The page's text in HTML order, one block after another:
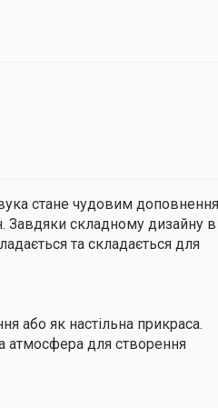
стане чудовим
Завдяки складному дизайну в
та складається для
або як настільна прикраса.
атмосфера для створення